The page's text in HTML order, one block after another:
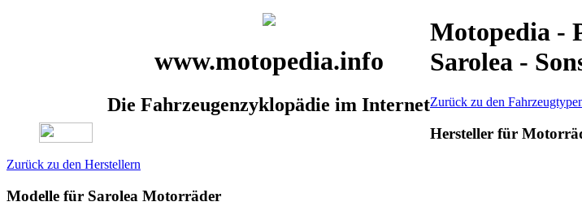
www.motopedia.info
Die Fahrzeugenzyklopädie im Internet
Motopedia -
Sarolea -
Zurück zu den
Hersteller für
Zurück zu den Herstellern
Modelle für Sarolea Motorräder